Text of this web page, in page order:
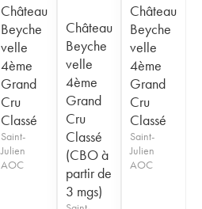
Château
Beyche
velle
4ème
Grand
Cru
Classé
Saint-
Julien
AOC
Château
Beyche
velle
4ème
Grand
Cru
Classé
(CBO à
partir de
3 mgs)
Château
Beyche
velle
4ème
Grand
Cru
Classé
Saint-
Julien
AOC